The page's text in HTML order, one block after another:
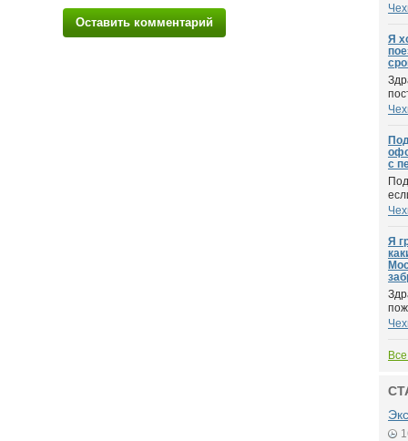
Оставить комментарий
Я
с
Я